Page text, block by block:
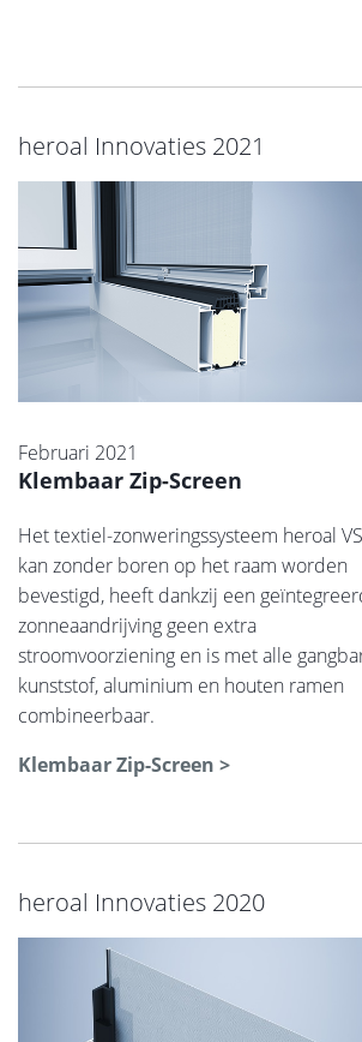
heroal Innovaties 2021
Februari 2021
Klembaar Zip-Screen
Het textiel-zonweringssysteem heroal
kan zonder boren op het raam worden
bevestigd, heeft dankzij een
zonneaandrijving geen extra
stroomvoorziening en is met alle
kunststof, aluminium en houten ramen
combineerbaar.
Klembaar Zip-Screen >
heroal Innovaties 2020